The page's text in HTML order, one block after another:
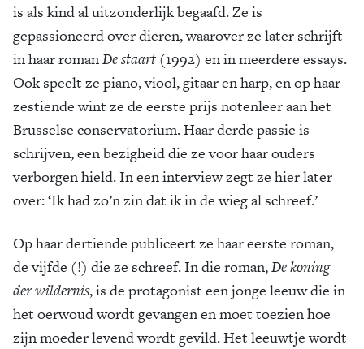
is als kind al uitzonderlijk begaafd. Ze is
gepassioneerd over dieren, waarover ze later schrijft
in haar romanDe staart (1992) en in meerdere essays.
Ook speelt ze piano, viool, gitaar en harp, en op haar
zestiende wint ze de eerste prijs notenleer aan het
Brusselse conservatorium. Haar derde passie is
schrijven, een bezigheid die ze voor haar ouders
verborgen hield. In een interview zegt ze hier later
over: ‘Ik had zo’n zin dat ik in de wieg al schreef.’
Op haar dertiende publiceert ze haar eerste roman,
de vijfde (!) die ze schreef. In die roman,De koning
der wildernis, is de protagonist een jonge leeuw die in
het oerwoud wordt gevangen en moet toezien hoe
zijn moeder levend wordt gevild. Het leeuwtje wordt